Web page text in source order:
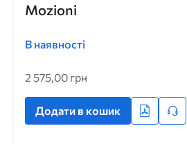
Mozioni
В наявності
2 575,00 грн
Додати в кошик